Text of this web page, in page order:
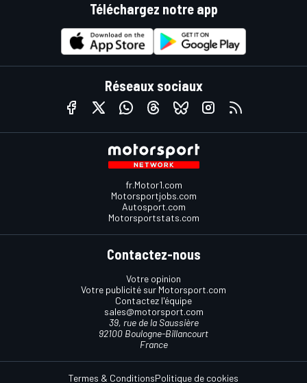
Téléchargez notre app
Réseaux sociaux
fr.Motor1.com
Motorsportjobs.com
Autosport.com
Motorsportstats.com
Contactez-nous
Votre opinion
Votre publicité sur Motorsport.com
Contactez l'équipe
sales@motorsport.com
39, rue de la Saussière
92100 Boulogne-Billancourt
France
Termes & ConditionsPolitique de cookies